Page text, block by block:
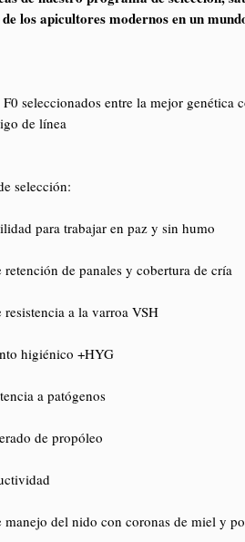
de los apicultores modernos en un
F0 seleccionados entre la mejor genética
de línea
selección:
para trabajar en paz y sin humo
retención de panales y cobertura de cría
resistencia a la varroa VSH
higiénico +HYG
a patógenos
de propóleo
manejo del nido con coronas de miel y